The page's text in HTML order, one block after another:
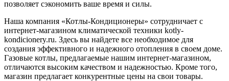
позволяет сэкономить ваше время и силы.
Наша компания «Котлы-Кондиционеры» сотрудничает с
интернет-магазином климатической техники kotly-
kondicionery.ru. Здесь вы найдете все необходимое для
создания эффективного и надежного отопления в своем доме.
Газовые котлы, предлагаемые нашим интернет-магазином,
отличаются высоким качеством и надежностью. Кроме того,
магазин предлагает конкурентные цены на свои товары.